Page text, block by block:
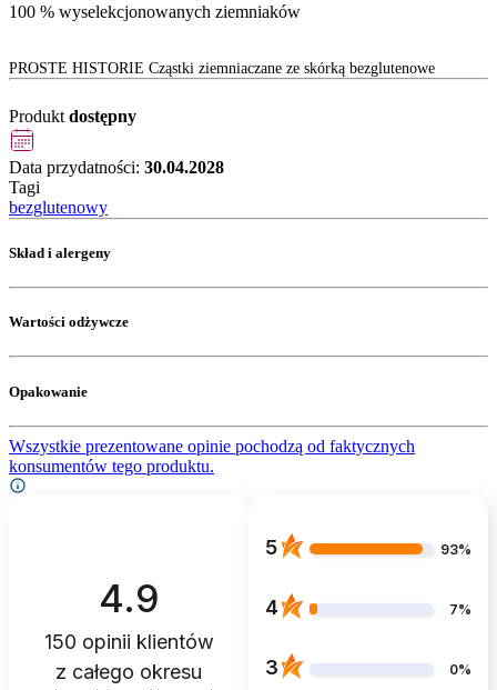
100 % wyselekcjonowanych ziemniaków
PROSTE HISTORIE Cząstki ziemniaczane ze skórką bezglutenowe
Produkt dostępny
Data przydatności: 30.04.2028
Tagi
bezglutenowy
Skład i alergeny
Wartości odżywcze
Opakowanie
Wszystkie prezentowane opinie pochodzą od faktycznych
konsumentów tego produktu.
4.9
150 opinii klientów
z całego okresu
5 93%
4 7%
3 0%